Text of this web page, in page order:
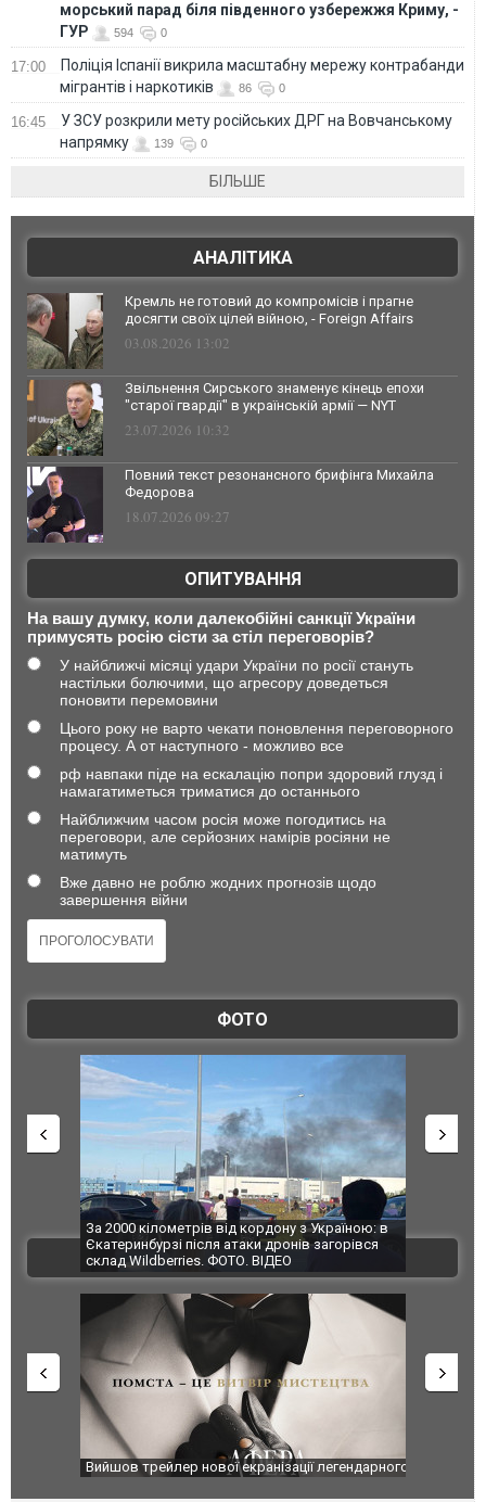
морський парад біля південного узбережжя Криму, -
ГУР
594 0
17:00
Поліція Іспанії викрила масштабну мережу контрабанди
мігрантів і наркотиків
86 0
16:45
У ЗСУ розкрили мету російських ДРГ на Вовчанському
напрямку
139 0
БІЛЬШЕ
АНАЛІТИКА
Кремль не готовий до компромісів і прагне
досягти своїх цілей війною, - Foreign Affairs
03.08.2026 13:02
Звільнення Сирського знаменує кінець епохи
"старої гвардії" в українській армії — NYT
23.07.2026 10:32
Повний текст резонансного брифінга Михайла
Федорова
18.07.2026 09:27
ОПИТУВАННЯ
На вашу думку, коли далекобійні санкції України
примусять росію сісти за стіл переговорів?
У найближчі місяці удари України по росії стануть
настільки болючими, що агресору доведеться
поновити перемовини
Цього року не варто чекати поновлення переговорного
процесу. А от наступного - можливо все
рф навпаки піде на ескалацію попри здоровий глузд і
намагатиметься триматися до останнього
Найближчим часом росія може погодитись на
переговори, але серйозних намірів росіяни не
матимуть
Вже давно не роблю жодних прогнозів щодо
завершення війни
ФОТО
За 2000 кілометрів від кордону з Україною: в
Єкатеринбурзі після атаки дронів загорівся
склад Wildberries. ФОТО. ВІДЕО
"Мої
ВІДЕО
Вийшов трейлер нової екранізації легендарного
фільму "Афера Томаса Крауна"